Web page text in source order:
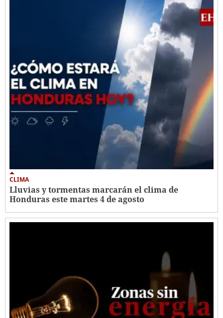
CLIMA
Lluvias y tormentas marcarán el clima de
Honduras este martes 4 de agosto